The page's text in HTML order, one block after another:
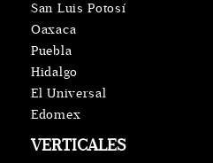
VERTICALES
San Luis Potosí
Oaxaca
Puebla
Hidalgo
El Universal
Edomex